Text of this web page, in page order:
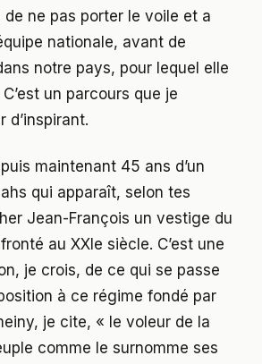
ne pas porter le voile et a
nationale, avant de
notre pays, pour lequel elle
un parcours que je
d’inspirant.
maintenant 45 ans d’un
qui apparaît, selon tes
Jean-François un vestige du
au XXIe siècle. C’est une
je crois, de ce qui se passe
à ce régime fondé par
je cite, « le voleur de la
comme le surnomme ses